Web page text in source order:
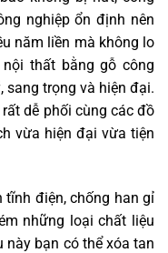
nghiệp ổn định nên
năm liền mà không lo
thất bằng gỗ công
sang trọng và hiện đại.
dễ phối cùng các đồ
vừa hiện đại vừa tiện
tĩnh điện, chống han gỉ
những loại chất liệu
này bạn có thể xóa tan